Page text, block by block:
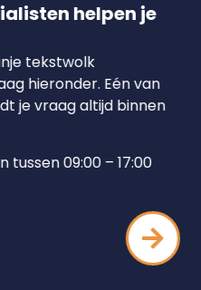
helpen je
tekstwolk
hieronder. Eén van
je vraag altijd binnen
09:00 – 17:00